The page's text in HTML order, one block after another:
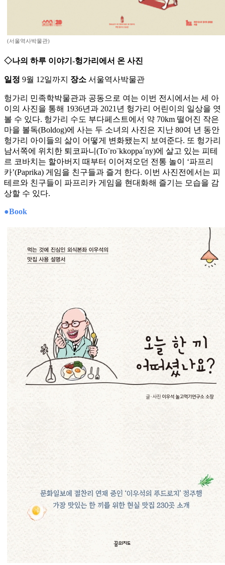
(서울역사박물관)
◇나의 하루 이야기-헝가리에서 온 사진
일정 9월 12일까지 장소 서울역사박물관
헝가리 민족학박물관과 공동으로 여는 이번 전시에서는 세 아
이의 사진을 통해 1936년과 2021년 헝가리 어린이의 일상을 엿
볼 수 있다. 헝가리 수도 부다페스트에서 약 70km 떨어진 작은
마을 볼독(Boldog)에 사는 두 소녀의 사진은 지난 80여 년 동안
헝가리 아이들의 삶이 어떻게 변화됐는지 보여준다. 또 헝가리
남서쪽에 위치한 퇴코파니(To¨ro¨kkoppa´ny)에 살고 있는 피테
르 코바치는 할아버지 때부터 이어져오던 전통 놀이 ‘파프리
카’(Paprika) 게임을 친구들과 즐겨 한다. 이번 사진전에서는 피
테르와 친구들이 파프리카 게임을 현대화해 즐기는 모습을 감
상할 수 있다.
●Book